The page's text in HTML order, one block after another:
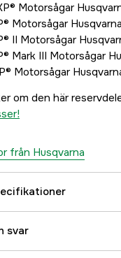
Motorsågar
Motorsågar Husqvarna
II Motorsågar
Mark III Motorsågar
Motorsågar
om den här
från Husqvarna
svar